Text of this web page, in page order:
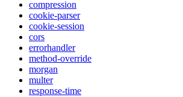
compression
cookie-parser
cookie-session
cors
errorhandler
method-override
morgan
multer
response-time